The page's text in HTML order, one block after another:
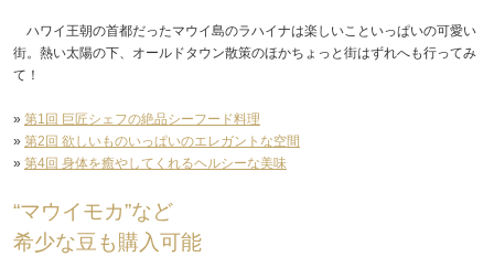
ハワイ王朝の首都だったマウイ島のラハイナは楽しいこといっぱいの可愛い
街。熱い太陽の下、オールドタウン散策のほかちょっと街はずれへも行ってみ
て！
» 第1回 巨匠シェフの絶品シーフード料理
» 第2回 欲しいものいっぱいのエレガントな空間
» 第4回 身体を癒やしてくれるヘルシーな美味
“マウイモカ”など
希少な豆も購入可能